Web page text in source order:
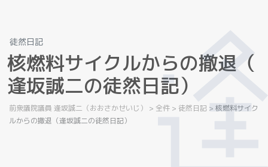
徒然日記
核燃料サイクルからの撤退 （
逢坂誠二の徒然日記）
前衆議院議員 逢坂誠二（おおさかせいじ） > 全件 > 徒然日記 >核燃料サイク
ルからの撤退（逢坂誠二の徒然日記）